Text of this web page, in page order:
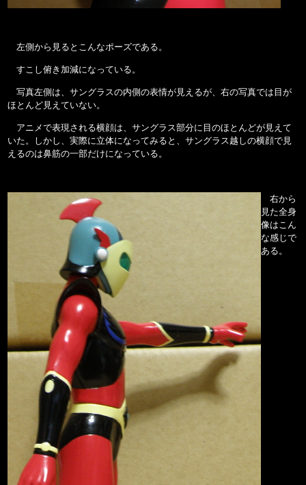
左側から見るとこんなポーズである。
すこし俯き加減になっている。
写真左側は、サングラスの内側の表情が見えるが、右の写真では目が
ほとんど見えていない。
アニメで表現される横顔は、サングラス部分に目のほとんどが見えて
いた。しかし、実際に立体になってみると、サングラス越しの横顔で見
えるのは鼻筋の一部だけになっている。
右から
見た全身
像はこん
な感じで
ある。